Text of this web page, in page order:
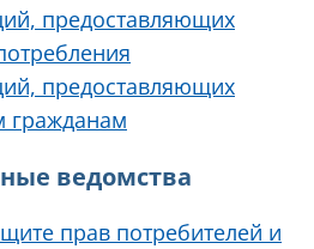
предоставляющих
предоставляющих
ведомства
прав потребителей и